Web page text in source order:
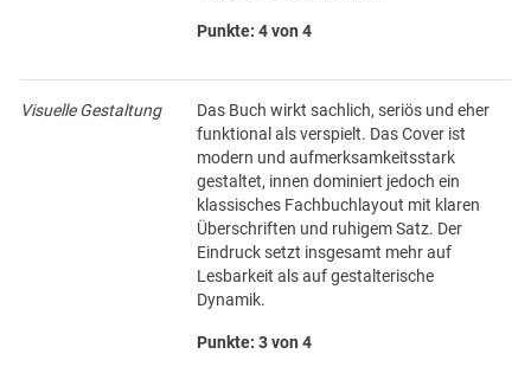
Punkte: 4 von 4
Visuelle Gestaltung
Das Buch wirkt sachlich, seriös und eher
funktional als verspielt. Das Cover ist
modern und aufmerksamkeitsstark
gestaltet, innen dominiert jedoch ein
klassisches Fachbuchlayout mit klaren
Überschriften und ruhigem Satz. Der
Eindruck setzt insgesamt mehr auf
Lesbarkeit als auf gestalterische
Dynamik.
Punkte: 3 von 4